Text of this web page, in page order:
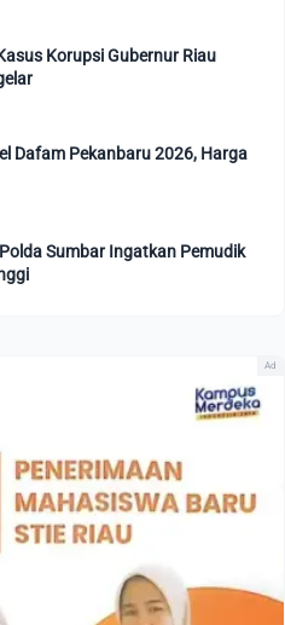
Korupsi Gubernur Riau
Dafam Pekanbaru 2026, Harga
Sumbar Ingatkan Pemudik
Ad